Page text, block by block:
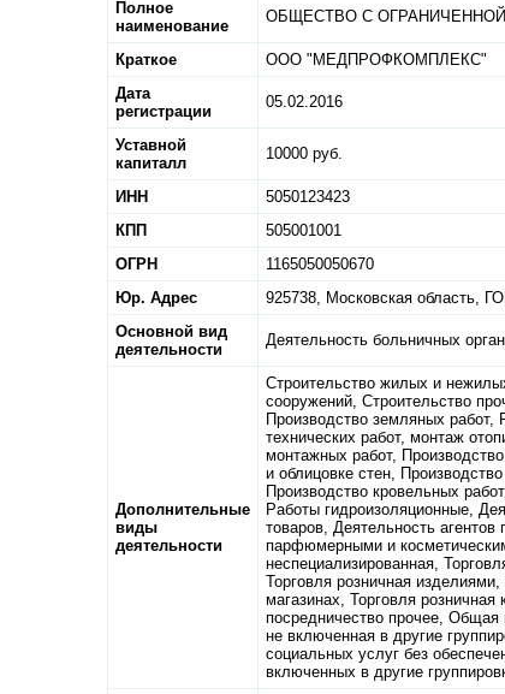
Полное
наименование
ОБЩЕСТВО С
Краткое
ООО "МЕДПРОФКОМПЛЕКС"
Дата
регистрации
05.02.2016
Уставной
капиталл
10000 руб.
ИНН
5050123423
КПП
505001001
ОГРН
1165050050670
Юр. Адрес
925738, Московская область,
Основной вид
деятельности
Деятельность больничных
Дополнительные
виды
деятельности
Строительство жилых и
сооружений, Строительство
Производство земляных работ,
технических работ, монтаж
монтажных работ,
и облицовке стен,
Производство кровельных
Работы гидроизоляционные,
товаров, Деятельность
парфюмерными и
неспециализированная,
Торговля розничная
магазинах, Торговля
посредничество прочее, Общая
не включенная в другие
социальных услуг без
включенных в другие